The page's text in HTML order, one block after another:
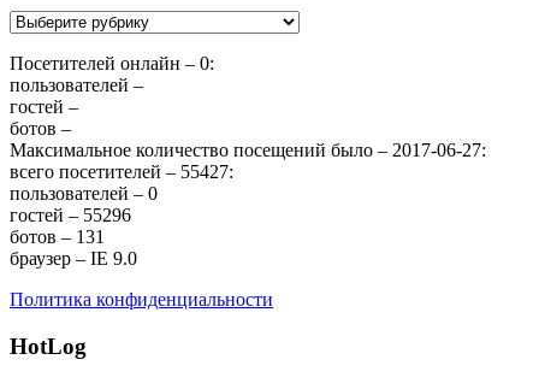
Блог
Посетителей онлайн – 0:
пользователей –
гостей –
ботов –
Максимальное количество посещений было – 2017-06-27:
всего посетителей – 55427:
пользователей – 0
гостей – 55296
ботов – 131
браузер – IE 9.0
Политика конфиденциальности
HotLog